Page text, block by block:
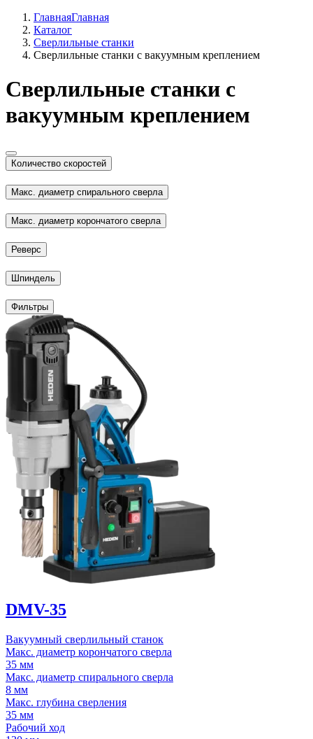
ГлавнаяГлавная
Каталог
Сверлильные станки
Сверлильные станки с вакуумным креплением
Сверлильные станки с
вакуумным креплением
Количество скоростей
Макс. диаметр спирального сверла
Макс. диаметр корончатого сверла
Реверс
Шпиндель
Фильтры
DMV-35
Вакуумный сверлильный станок
Макс. диаметр корончатого сверла
35 мм
Макс. диаметр спирального сверла
8 мм
Макс. глубина сверления
35 мм
Рабочий ход